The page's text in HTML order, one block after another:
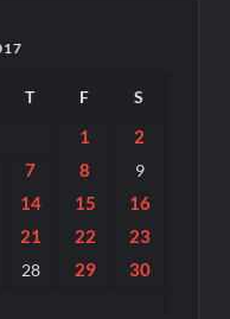
T F S
1 2
7 8 9
14 15
16
21 22
23
28 29 30